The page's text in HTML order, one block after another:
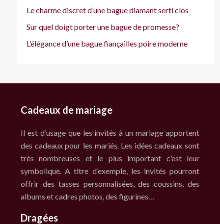
Le charme discret d’une bague diamant serti clos
Sur quel doigt porter une bague de promesse?
L’élégance d’une bague fiançailles poire moderne
Cadeaux de mariage
Il est d’usage que les invités à un mariage apportent
des cadeaux pour les mariés. Les idées cadeaux sont
très nombreuses et le plus important c’est leur
symbolique. A titre d’exemple, les invités pourront
offrir des tasses personnalisées, des coussins, des
albums et cadres photos, des figurines…
Dragées